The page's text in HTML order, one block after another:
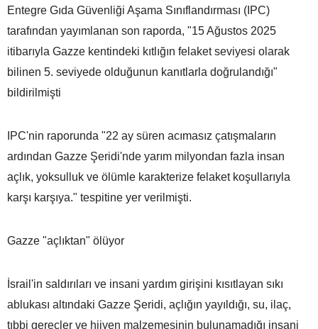
Entegre Gıda Güvenliği Aşama Sınıflandırması (IPC)
tarafından yayımlanan son raporda, "15 Ağustos 2025
itibarıyla Gazze kentindeki kıtlığın felaket seviyesi olarak
bilinen 5. seviyede olduğunun kanıtlarla doğrulandığı"
bildirilmişti
IPC'nin raporunda "22 ay süren acımasız çatışmaların
ardından Gazze Şeridi'nde yarım milyondan fazla insan
açlık, yoksulluk ve ölümle karakterize felaket koşullarıyla
karşı karşıya." tespitine yer verilmişti.
Gazze "açlıktan" ölüyor
İsrail'in saldırıları ve insani yardım girişini kısıtlayan sıkı
ablukası altındaki Gazze Şeridi, açlığın yayıldığı, su, ilaç,
tıbbi gereçler ve hijyen malzemesinin bulunamadığı insani